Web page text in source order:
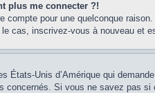
plus me connecter ?!
compte pour une quelconque
cas, inscrivez-vous à nouveau et
États-Unis d’Amérique qui
Si vous ne savez pas